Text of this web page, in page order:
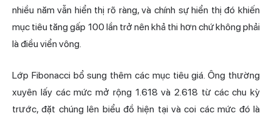
nhiều năm vẫn hiển thị rõ ràng, và chính sự hiển thị đó khiến
mục tiêu tăng gấp 100 lần trở nên khả thi hơn chứ không phải
là điều viển vông.
Lớp Fibonacci bổ sung thêm các mục tiêu giá. Ông thường
xuyên lấy các mức mở rộng 1.618 và 2.618 từ các chu kỳ
trước, đặt chúng lên biểu đồ hiện tại và coi các mức đó là